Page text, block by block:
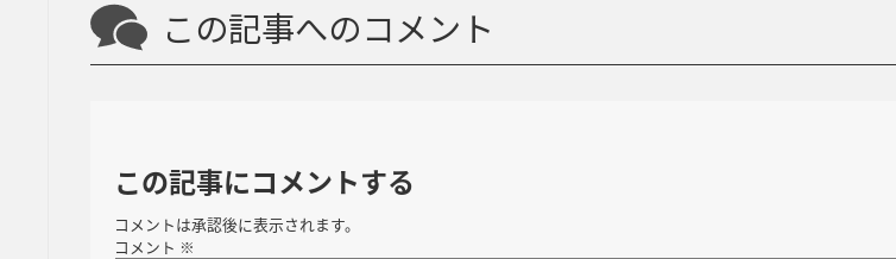
この記事へのコメント
この記事にコメントする
コメントは承認後に表示されます。
コメント ※